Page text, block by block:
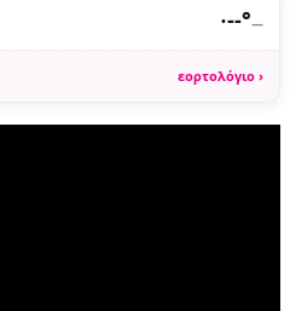
·--°—
εορτολόγιο ›